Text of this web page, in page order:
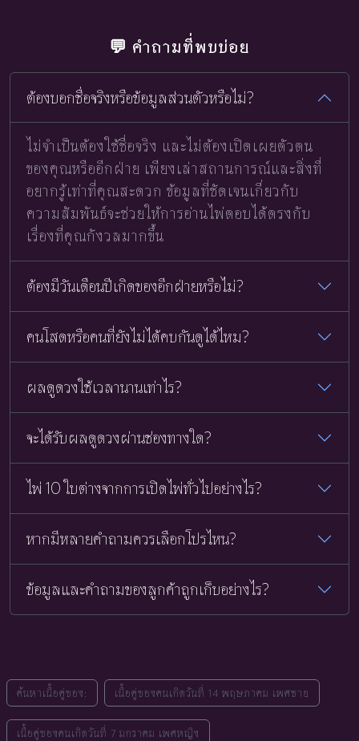
💬 คำถามที่พบบ่อย
ต้องบอกชื่อจริงหรือข้อมูลส่วนตัวหรือไม่?
ไม่จำเป็นต้องใช้ชื่อจริง และไม่ต้องเปิดเผยตัวตน
ของคุณหรืออีกฝ่าย เพียงเล่าสถานการณ์และสิ่งที่
อยากรู้เท่าที่คุณสะดวก ข้อมูลที่ชัดเจนเกี่ยวกับ
ความสัมพันธ์จะช่วยให้การอ่านไพ่ตอบได้ตรงกับ
เรื่องที่คุณกังวลมากขึ้น
ต้องมีวันเดือนปีเกิดของอีกฝ่ายหรือไม่?
คนโสดหรือคนที่ยังไม่ได้คบกันดูได้ไหม?
ผลดูดวงใช้เวลานานเท่าไร?
จะได้รับผลดูดวงผ่านช่องทางใด?
ไพ่ 10 ใบต่างจากการเปิดไพ่ทั่วไปอย่างไร?
หากมีหลายคำถามควรเลือกโปรไหน?
ข้อมูลและคำถามของลูกค้าถูกเก็บอย่างไร?
ค้นหาเนื้อคู่ของ: เนื้อคู่ของคนเกิดวันที่ 14 พฤษภาคม เพศชาย
เนื้อคู่ของคนเกิดวันที่ 7 มกราคม เพศหญิง